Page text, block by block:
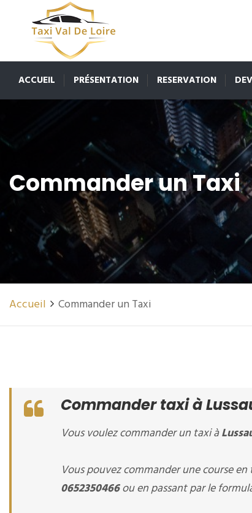
ACCUEIL PRÉSENTATION RESERVATION
Commander un Taxi
Accueil Commander un Taxi
Commander taxi à
Vous voulez commander un taxi à
Vous pouvez commander une course en
0652350466ou en passant par le